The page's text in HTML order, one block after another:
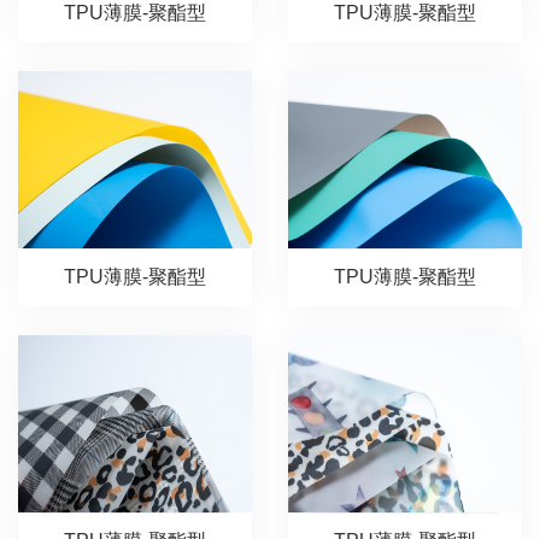
TPU薄膜-聚酯型 TPU薄膜-聚酯型
TPU薄膜-聚酯型 TPU薄膜-聚酯型